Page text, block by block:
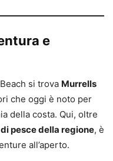
e
si trova Murrells
che oggi è noto per
della costa. Qui, oltre
pesce della regione, è
all’aperto.